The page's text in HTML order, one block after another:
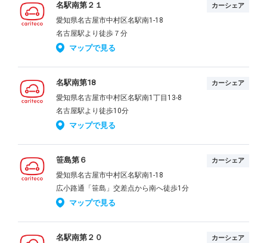
名駅南第２１ カーシェア
愛知県名古屋市中村区名駅南1-18
名古屋駅より徒歩７分
マップで見る
名駅南第18 カーシェア
愛知県名古屋市中村区名駅南1丁目13-8
名古屋駅より徒歩10分
マップで見る
笹島第６ カーシェア
愛知県名古屋市中村区名駅南1-18
広小路通「笹島」交差点から南へ徒歩1分
マップで見る
名駅南第２０ カーシェア